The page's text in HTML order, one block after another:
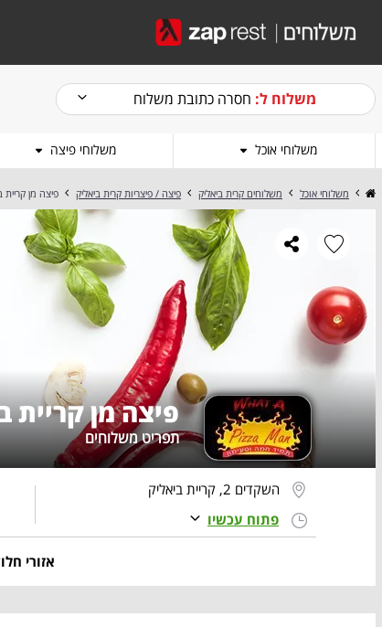
משלוח ל: חסרה כתובת משלוח
משלוחי אוכל משלוחי פיצה
משלוחי אוכל משלוחים קרית ביאליק פיצה / פיצריות קרית ביאליק פיצה מן קריית
פיצה מן קריית
תפריט משלוחים
השקדים 2, קריית ביאליק
פתוח עכשיו
אזורי